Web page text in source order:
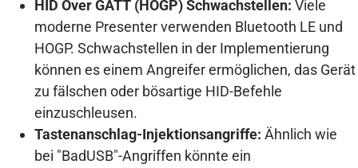
HID Over GATT (HOGP) Schwachstellen: Viele
moderne Presenter verwenden Bluetooth LE und
HOGP. Schwachstellen in der Implementierung
können es einem Angreifer ermöglichen, das Gerät
zu fälschen oder bösartige HID-Befehle
einzuschleusen.
Tastenanschlag-Injektionsangriffe: Ähnlich wie
bei "BadUSB"-Angriffen könnte ein